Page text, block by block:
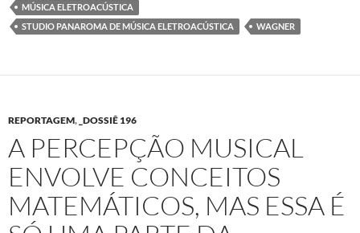
MÚSICA ELETROACÚSTICA
STUDIO PANAROMA DE MÚSICA ELETROACÚSTICA
WAGNER
REPORTAGEM, _DOSSIÊ 196
A PERCEPÇÃO MUSICAL
ENVOLVE CONCEITOS
MATEMÁTICOS, MAS ESSA É